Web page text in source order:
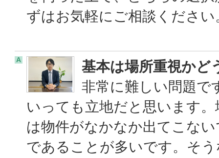
ずはお気軽にご相談くださ
A
基本は場所重視かど
非常に難しい問題で
いっても立地だと思います
は物件がなかなか出てこな
であることが多いです。そ